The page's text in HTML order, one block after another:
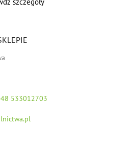
533012703